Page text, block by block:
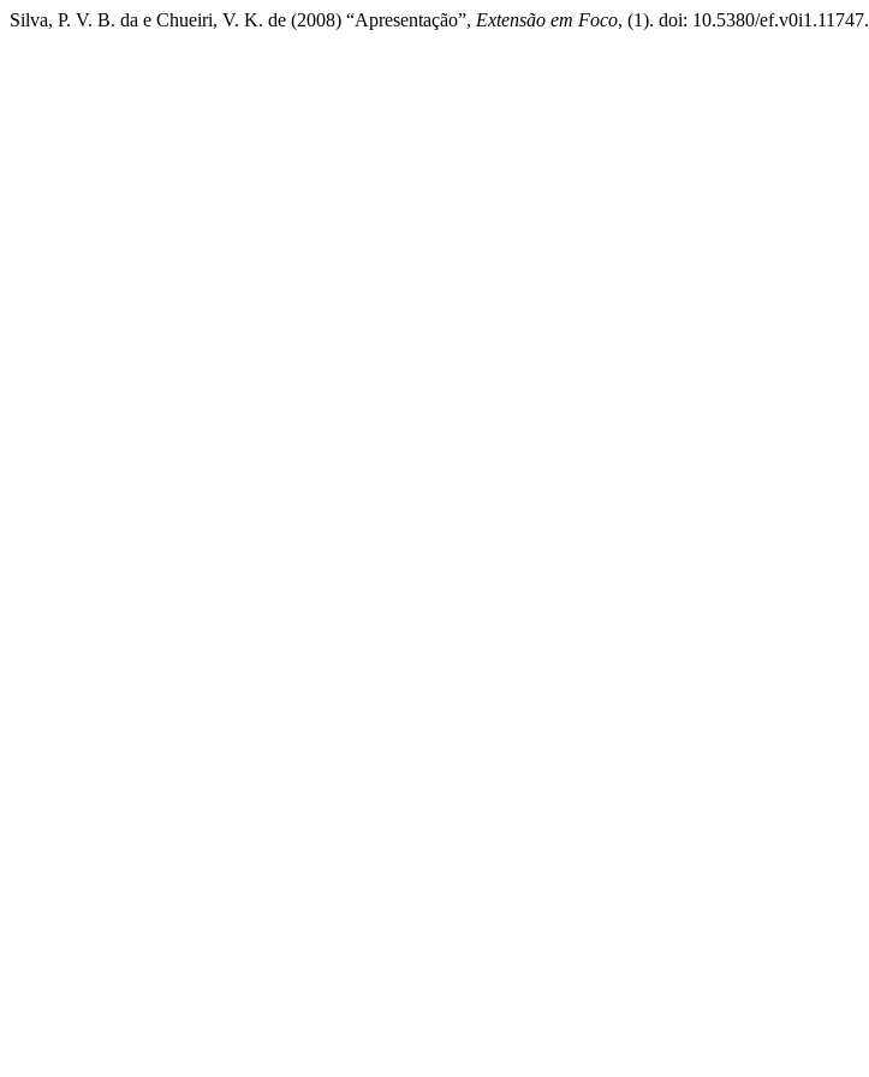
Silva, P. V. B. da e Chueiri, V. K. de (2008) “Apresentação”, Extensão em Foco, (1). doi: 10.5380/ef.v0i1.11747.